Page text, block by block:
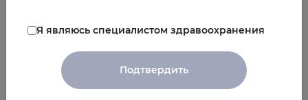
отсутствии поврежденных в результате инфекции клеточных
не повлияла на способность эритроцитов к газообмену.
Отсюда следует, что SARS-CoV-2 не вызывает нарушений
газообмена. Следовательно, гипоксемия у пациентов с
Я являюсь специалистом здравоохранения
Подтвердить